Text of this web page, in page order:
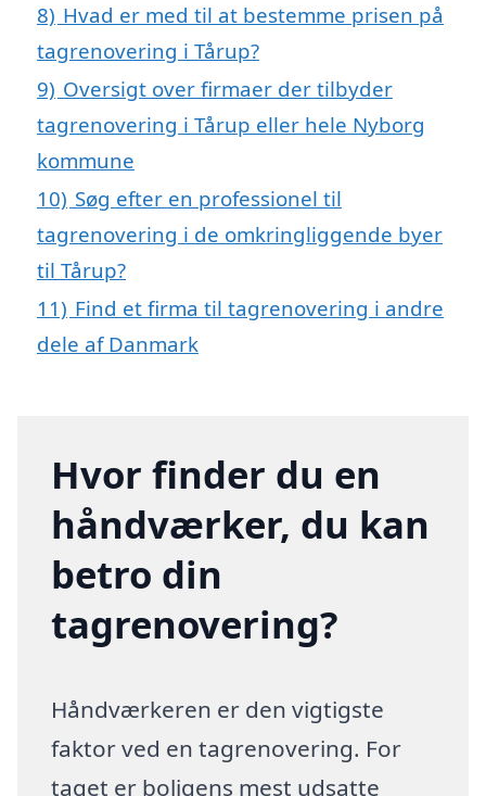
8) Hvad er med til at bestemme prisen på
tagrenovering i Tårup?
9) Oversigt over firmaer der tilbyder
tagrenovering i Tårup eller hele Nyborg
kommune
10) Søg efter en professionel til
tagrenovering i de omkringliggende byer
til Tårup?
11) Find et firma til tagrenovering i andre
dele af Danmark
Hvor finder du en
håndværker, du kan
betro din
tagrenovering?
Håndværkeren er den vigtigste
faktor ved en tagrenovering. For
taget er boligens mest udsatte